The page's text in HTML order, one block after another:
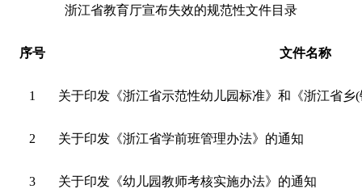
浙江省教育厅宣布失效的规范性文件目录
序号 文件名称
1 关于印发《浙江省示范性幼儿园标准》和《浙江省乡
2 关于印发《浙江省学前班管理办法》的通知
3 关于印发《幼儿园教师考核实施办法》的通知